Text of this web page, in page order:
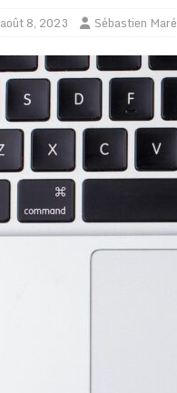
août 8, 2023 Sébastien